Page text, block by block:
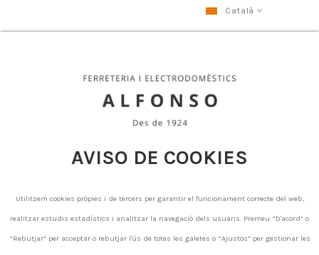
AVISO DE COOKIES
Utilitzem cookies pròpies i de tercers per garantir el funcionament correcte del web,
realitzar estudis estadístics i analitzar la navegació dels usuaris. Premeu “D'acord” o
“Rebutjar” per acceptar o rebutjar l'ús de totes les galetes o “Ajustos” per gestionar les
Català
There are no products.